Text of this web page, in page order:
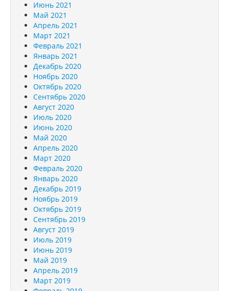
Июнь 2021
Май 2021
Апрель 2021
Март 2021
Февраль 2021
Январь 2021
Декабрь 2020
Ноябрь 2020
Октябрь 2020
Сентябрь 2020
Август 2020
Июль 2020
Июнь 2020
Май 2020
Апрель 2020
Март 2020
Февраль 2020
Январь 2020
Декабрь 2019
Ноябрь 2019
Октябрь 2019
Сентябрь 2019
Август 2019
Июль 2019
Июнь 2019
Май 2019
Апрель 2019
Март 2019